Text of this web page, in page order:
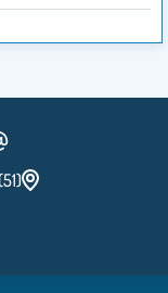
(Building (8), Floor (1). Office (51